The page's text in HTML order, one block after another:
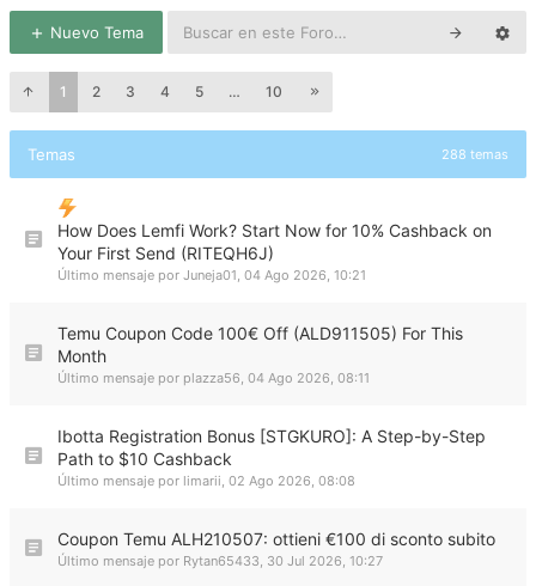
Nuevo Tema
1 2 3 4 5 … 10
Temas 288 temas
How Does Lemfi Work? Start Now for 10% Cashback on
Your First Send (RITEQH6J)
Último mensaje por Juneja01, 04 Ago 2026, 10:21
Temu Coupon Code 100€ Off (ALD911505) For This
Month
Último mensaje por plazza56, 04 Ago 2026, 08:11
Ibotta Registration Bonus [STGKURO]: A Step-by-Step
Path to $10 Cashback
Último mensaje por limarii, 02 Ago 2026, 08:08
Coupon Temu ALH210507: ottieni €100 di sconto subito
Último mensaje por Rytan65433, 30 Jul 2026, 10:27